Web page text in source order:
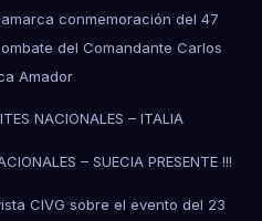
conmemoración del 47
del Comandante Carlos
Amador
NACIONALES – ITALIA
– SUECIA PRESENTE !!!
CIVG sobre el evento del 23